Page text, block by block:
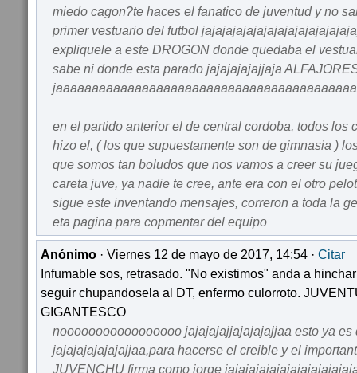
miedo cagon?te haces el fanatico de juventud y no
primer vestuario del futbol
expliquele a este DROGON donde quedaba el
sabe ni donde esta parado jajajajajajjaja
en el partido anterior el de central cordoba, todos los
hizo el, ( los que supuestamente son de gimnasia )
que somos tan boludos que nos vamos a creer su
careta juve, ya nadie te cree, ante era con el otro
sigue este inventando mensajes, correron a toda la
eta pagina para copmentar del equipo
Anónimo · Viernes 12 de mayo de 2017, 14:54 · Citar
Infumable sos, retrasado. "No existimos" anda a
seguir chupandosela al DT, enfermo culorroto.
GIGANTESCO
nooooooooooooooooo jajajajajjajajajajjaa esto ya es
jajajajajajajajjaa,para hacerse el creible y el
JUVENCHU firma como jorge